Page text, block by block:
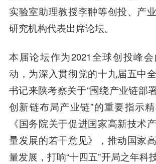
实验室助理教授李翀等创投、产
研究机构代表出席论坛。
本届论坛作为2021全球创投峰
动，为深入贯彻党的十九届五中
书记来陕考察关于“围绕产业链部
创新链布局产业链”的重要指示
《国务院关于促进国家高新技术
量发展的若干意见》，推动国家
量发展，打响“十四五”开局之年科